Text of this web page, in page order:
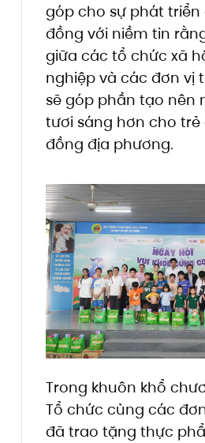
góp cho sự phát
đồng với niềm tin
giữa các tổ chức xã
nghiệp và các đơn vị
sẽ góp phần tạo nên
tươi sáng hơn cho
đồng địa phương.
Trong khuôn khổ
Tổ chức cùng các
đã trao tặng thực